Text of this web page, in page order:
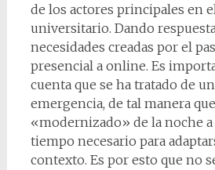
de los actores principales en
universitario. Dando
necesidades creadas por el
presencial a online. Es
cuenta que se ha tratado de
emergencia, de tal manera
«modernizado» de la noche
tiempo necesario para
contexto. Es por esto que no